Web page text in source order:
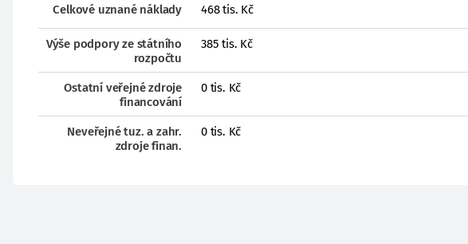
Celkové uznané náklady 468 tis. Kč
Výše podpory ze státního
rozpočtu
385 tis. Kč
Ostatní veřejné zdroje
financování
0 tis. Kč
Neveřejné tuz. a zahr.
zdroje finan.
0 tis. Kč